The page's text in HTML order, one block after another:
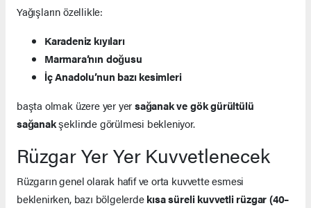
Yağışların özellikle:
Karadeniz kıyıları
Marmara’nın doğusu
İç Anadolu’nun bazı kesimleri
başta olmak üzere yer yersağanak ve gök gürültülü
sağanakşeklinde görülmesi bekleniyor.
Rüzgar Yer Yer Kuvvetlenecek
Rüzgarın genel olarak hafif ve orta kuvvette esmesi
beklenirken, bazı bölgelerdekısa süreli kuvvetli rüzgar (40–